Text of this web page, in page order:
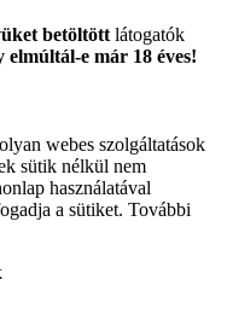
betöltött látogatók
e már 18 éves!
webes szolgáltatások
sütik nélkül nem
használatával
a sütiket. További